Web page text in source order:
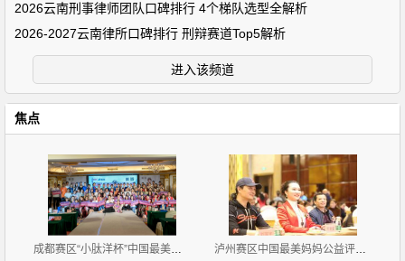
2026云南刑事律师团队口碑排行 4个梯队选型全解析
2026-2027云南律所口碑排行 刑辩赛道Top5解析
进入该频道
焦点
成都赛区“小肽洋杯”中国最美妈妈公益评选大赛首场海 泸州赛区中国最美妈妈公益评选大赛新闻发布会暨首场海